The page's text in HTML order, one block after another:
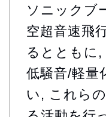
ソニックブ
空超音速飛
るとともに,
低騒音/軽量
い, これら